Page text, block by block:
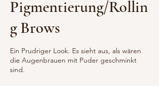
Pigmentierung/Rollin
g Brows
Ein Prudriger Look. Es sieht aus, als wären
die Augenbrauen mit Puder geschminkt
sind.